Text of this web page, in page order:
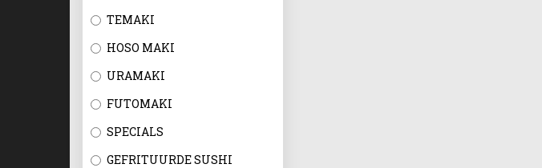
TEMAKI
HOSO MAKI
URAMAKI
FUTOMAKI
SPECIALS
GEFRITUURDE SUSHI